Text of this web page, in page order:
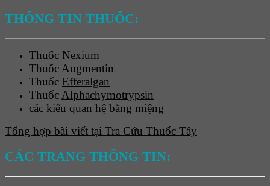
THÔNG TIN THUỐC:
Thuốc Nexium
Thuốc Augmentin
Thuốc Efferalgan
Thuốc Alphachymotrypsin
các kiểu quan hệ bằng miệng
Tổng hợp bài viết tại Tra Cứu Thuốc Tây
CÁC TRANG THÔNG TIN: